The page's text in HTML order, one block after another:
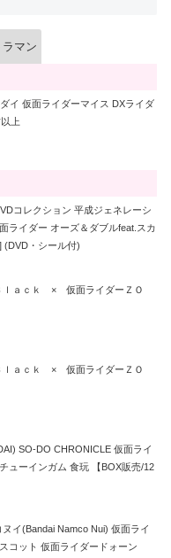
ラマン
イ 仮面ライダーマイス DXライダ
上
コレクション 平成ジェネレーシ
ライダー オーズ＆ダブルfeat.スカ
(DVD・シール付)
ｌａｃｋ × 仮面ライダーＺＯ
ｌａｃｋ × 仮面ライダーＺＯ
SO-DO CHRONICLE 仮面ライ
ューインガム 食玩 【BOX販売/12
イ(Bandai Namco Nui) 仮面ライ
コット 仮面ライダードォーン